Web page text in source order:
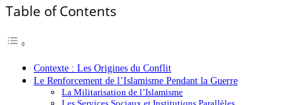
Table of Contents
Contexte : Les Origines du Conflit
Le Renforcement de l’Islamisme Pendant la Guerre
La Militarisation de l’Islamisme